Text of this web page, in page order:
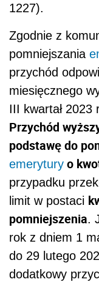
1227).
Zgodnie z
pomniejszania
przychód
miesięcznego
III kwartał 2023
Przychód
podstawę do
emerytury o
przypadku
limit w postaci
pomniejszenia.
rok z dniem 1
do 29 lutego
dodatkowy